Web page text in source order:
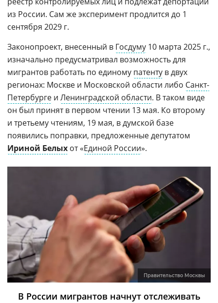
из России. Сам же эксперимент продлится до 1
сентября 2029 г.
Законопроект, внесенный в Госдуму 10 марта 2025 г.,
изначально предусматривал возможность для
мигрантов работать по единому патенту в двух
регионах: Москве и Московской области либо Санкт-
Петербурге и Ленинградской области. В таком виде
он был принят в первом чтении 13 мая. Ко второму
и третьему чтениям, 19 мая, в думской базе
появились поправки, предложенные депутатом
Ириной Белых от «Единой России».
Правительство Москвы
В России мигрантов начнут отслеживать